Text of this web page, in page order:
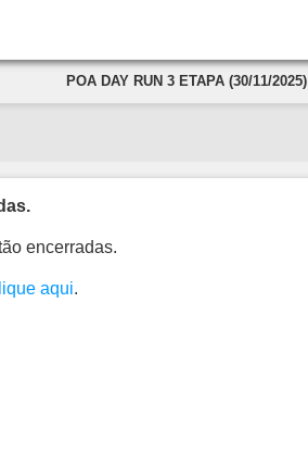
POA DAY RUN 3 ETAPA (30/11/2025)
encerradas.
aqui.